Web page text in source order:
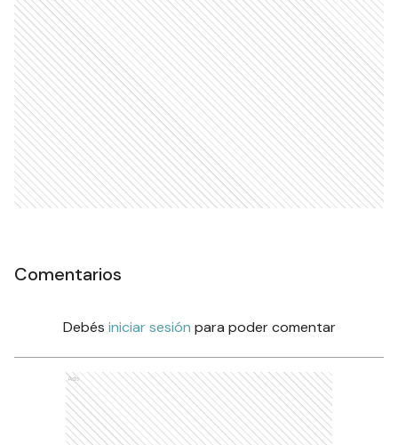
Comentarios
Debés iniciar sesión para poder comentar
Ads